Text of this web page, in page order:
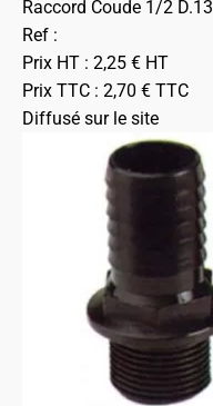
Raccord Coude 1/2 D.13
Ref :
Prix HT : 2,25 € HT
Prix TTC : 2,70 € TTC
Diffusé sur le site